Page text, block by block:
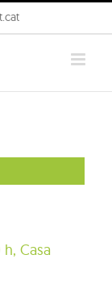
h,Casa